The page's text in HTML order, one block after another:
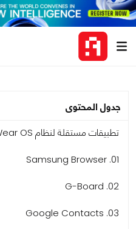
جدول المحتوى
تطبيقات مستقلة لنظام Wear OS
01. Samsung Browser
02. G-Board
03. Google Contacts